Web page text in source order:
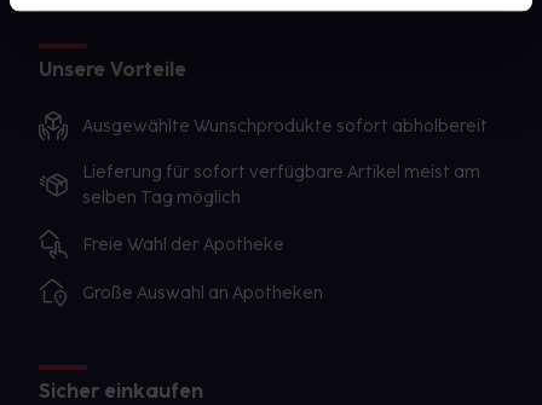
Unsere Vorteile
Ausgewählte Wunschprodukte sofort abholbereit
Lieferung für sofort verfügbare Artikel meist am
selben Tag möglich
Freie Wahl der Apotheke
Große Auswahl an Apotheken
Sicher einkaufen